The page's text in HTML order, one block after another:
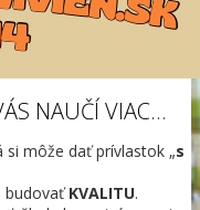
NAUČÍ VIAC…
môže dať prívlastok „s
budovaťKVALITU.